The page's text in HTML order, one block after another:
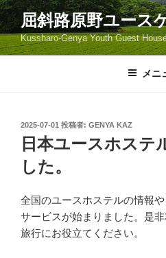
コ
ン
テ
ン
屈斜路原野ユース
Kussharo-Genya Youth Guest
メニ
投
稿
日:
2025-07-01 投稿者: GENYA KAZ
日本ユースホステ
した。
全国のユースホステルの情報
サービスが始まりました。是
旅行にお役立てください。